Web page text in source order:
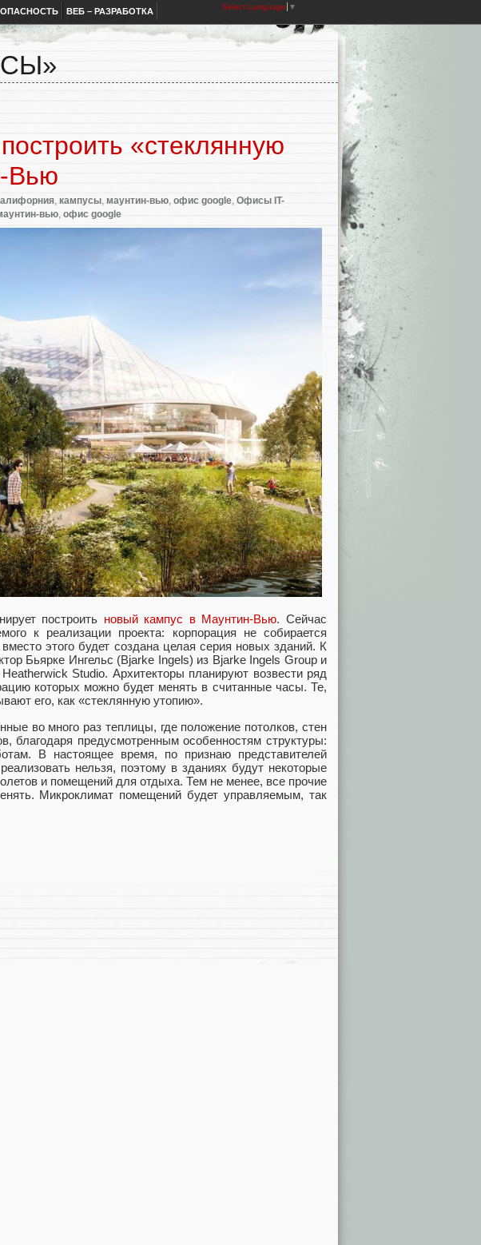
ВЕБ – РАЗРАБОТКА Select Language ▼
«стеклянную
Вью
кампусы маунтин-вью офис google Офисы IT-
вью офис google
построить новый кампус в Маунтин-Вью. Сейчас
к реализации проекта: корпорация не собирается
этого будет создана целая серия новых зданий. К
Бьярке Ингельс (Bjarke Ingels) из Bjarke Ingels Group и
Studio. Архитекторы планируют возвести ряд
которых можно будет менять в считанные часы. Те,
его, как «стеклянную утопию».
во много раз теплицы, где положение потолков, стен
благодаря предусмотренным особенностям структуры:
В настоящее время, по признаю представителей
нельзя, поэтому в зданиях будут некоторые
и помещений для отдыха. Тем не менее, все прочие
Микроклимат помещений будет управляемым, так